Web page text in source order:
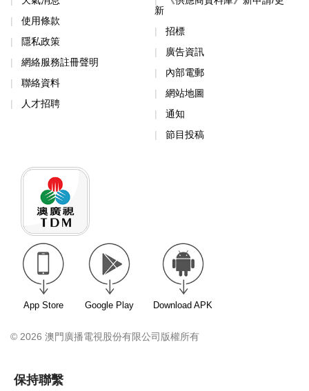
使用條款
隱私政策
網絡服務註冊聲明
聯絡資料
人才招聘
新
招標
廣告資訊
內部電郵
網站地圖
通知
節目投稿
App Store Google Play Download APK
© 2026 澳門廣播電視股份有限公司版權所有
保持聯繫